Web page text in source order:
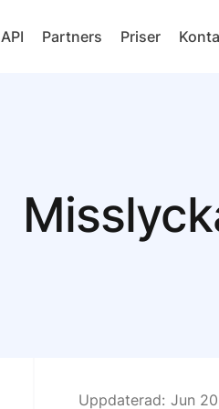
API Partners Priser
Uppdaterad: Jun